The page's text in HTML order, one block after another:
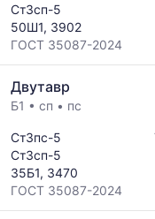
Ст3сп-5
50Ш1, 3902
ГОСТ 35087-2024
Двутавр
Б1 • сп • пс
Ст3пс-5
Ст3сп-5
35Б1, 3470
ГОСТ 35087-2024